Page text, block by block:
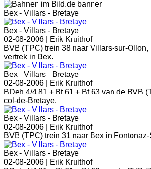
Bex - Villars - Bretaye
Bex - Villars - Bretaye
02-08-2006 |
Erik Kruithof
BVB (TPC) trein 38 naar Villars-sur-Ollon,
vertrek in Bex.
Bex - Villars - Bretaye
02-08-2006 |
Erik Kruithof
BDeh 4/4 81 + Bt 61 + Bt 63 van de BVB
col-de-Bretaye.
Bex - Villars - Bretaye
02-08-2006 |
Erik Kruithof
BVB (TPC) trein 31 naar Bex in Fontonaz-
Bex - Villars - Bretaye
02-08-2006 |
Erik Kruithof